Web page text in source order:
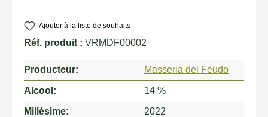
Ajouter à la liste de souhaits
Réf. produit : VRMDF00002
Producteur: Masseria del Feudo
Alcool: 14 %
Millésime: 2022